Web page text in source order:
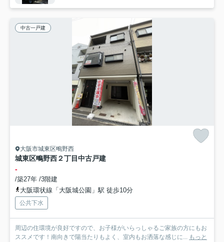
中古一戸建
大阪市城東区鴫野西
城東区鴫野西２丁目中古戸建
-
/築27年 /3階建
大阪環状線「大阪城公園」駅 徒歩10分
公共下水
周辺の住環境が良好ですので、お子様がいらっしゃるご家族の方にもお
ススメです！南向きで陽当たりもよく、室内もお洒落な感じに... もっと